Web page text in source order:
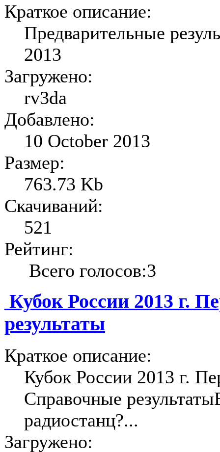
Краткое описание:
Предварительные
2013
Загружено:
rv3da
Добавлено:
10 October 2013
Размер:
763.73 Kb
Скачиваний:
521
Рейтинг:
Всего голосов:3
Кубок России 2013 г.
результаты
Краткое описание:
Кубок России 2013 г.
Справочные
радиостанц?...
Загружено: